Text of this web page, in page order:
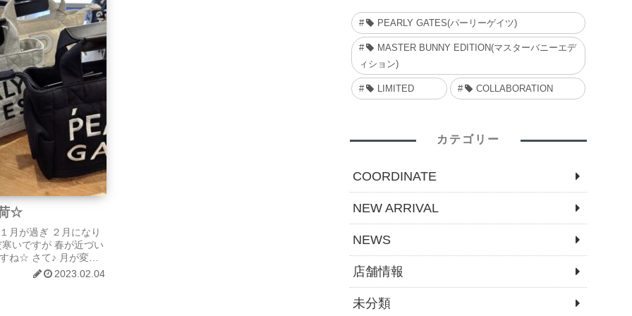
☆
月が過ぎ ２月になり
いですが 春が近づい
ね☆ さて♪ 月が変わ
す( *´艸｀)！！ 今月
2023.02.04
PEARLY GATES(パーリーゲイツ)
MASTER BUNNY EDITION(マスターバニーエデ
ィション)
LIMITED COLLABORATION
カテゴリー
COORDINATE
NEW ARRIVAL
NEWS
店舗情報
未分類